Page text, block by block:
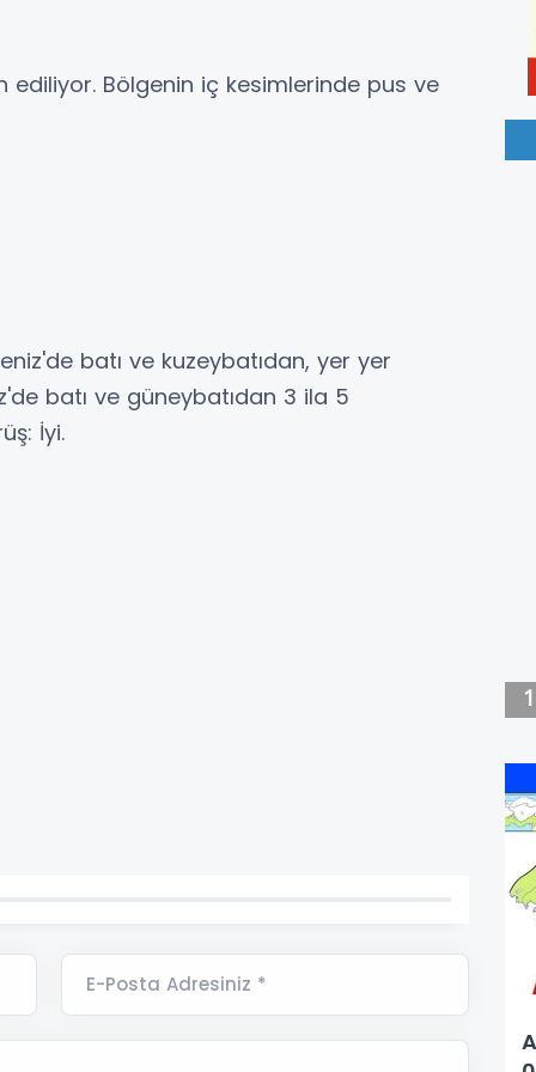
ediliyor. Bölgenin iç kesimlerinde pus ve
batı ve kuzeybatıdan, yer yer
batı ve güneybatıdan 3 ila 5
İyi.
E-Posta Adresiniz *